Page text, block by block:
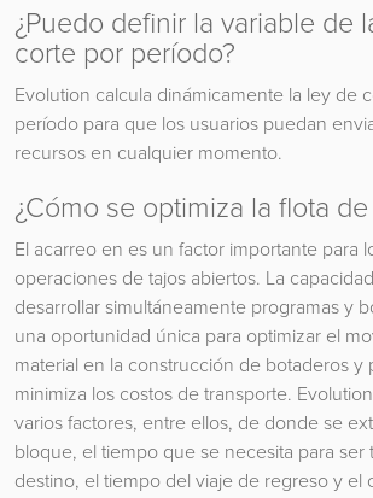
¿Puedo definir la variable de
corte por período?
Evolution calcula dinámicamente la ley de
período para que los usuarios puedan
recursos en cualquier momento.
¿Cómo se optimiza la flota
El acarreo en es un factor importante para
operaciones de tajos abiertos. La
desarrollar simultáneamente programas y
una oportunidad única para optimizar el
material en la construcción de botaderos y
minimiza los costos de transporte.
varios factores, entre ellos, de donde se
bloque, el tiempo que se necesita para ser
destino, el tiempo del viaje de regreso y el